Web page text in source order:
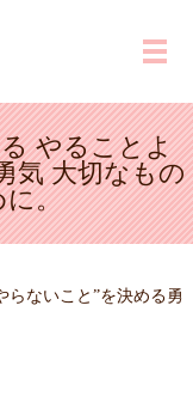
やることよ
気 大切なもの
に。
らないこと”を決める勇